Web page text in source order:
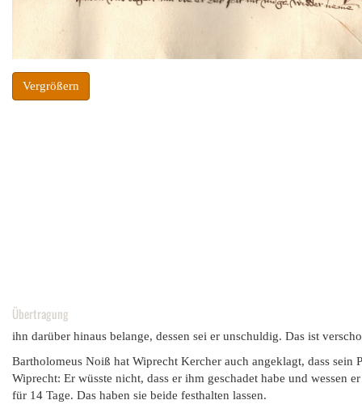
Vergrößern
Übertragung
ihn darüber hinaus belange, dessen sei er unschuldig. Das ist
Bartholomeus Noiß hat Wiprecht Kercher auch angeklagt, dass
Wiprecht: Er wüsste nicht, dass er ihm geschadet habe und wessen
für 14 Tage. Das haben sie beide festhalten lassen.